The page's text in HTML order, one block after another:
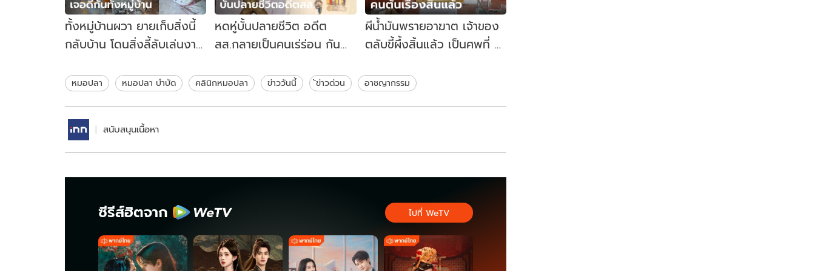
ทั้งหมู่บ้านผวา ยายเก็บสิ่งนี้
กลับบ้าน โดนสิ่งลี้ลับเล่นงาน
หดหู่บั้นปลายชีวิต อดีต
สส.กลายเป็นคนเร่ร่อน กัน
เห็นบัตร
ผีน้ำมันพรายอาฆาต เจ้าของ
ตลับขี้ผึ้งสิ้นแล้ว เป็นศพที่ 5
หมอปลา หมอปลา บำบัด คลินิกหมอปลา ข่าววันนี้ ้ข่าวด่วน อาชญากรรม
สนับสนุนเนื้อหา
ซีรีส์ฮิตจาก ไปที่ WeTV